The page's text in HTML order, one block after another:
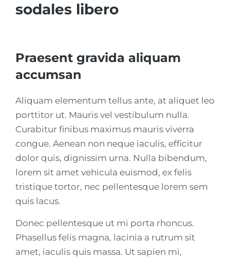
sodales libero
Praesent gravida aliquam
accumsan
Aliquam elementum tellus ante, at aliquet leo
porttitor ut. Mauris vel vestibulum nulla.
Curabitur finibus maximus mauris viverra
congue. Aenean non neque iaculis, efficitur
dolor quis, dignissim urna. Nulla bibendum,
lorem sit amet vehicula euismod, ex felis
tristique tortor, nec pellentesque lorem sem
quis lacus.
Donec pellentesque ut mi porta rhoncus.
Phasellus felis magna, lacinia a rutrum sit
amet, iaculis quis massa. Ut sapien mi,